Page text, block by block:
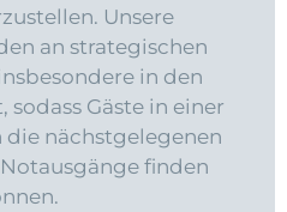
Unsere
an strategischen
in den
Gäste in einer
nächstgelegenen
finden